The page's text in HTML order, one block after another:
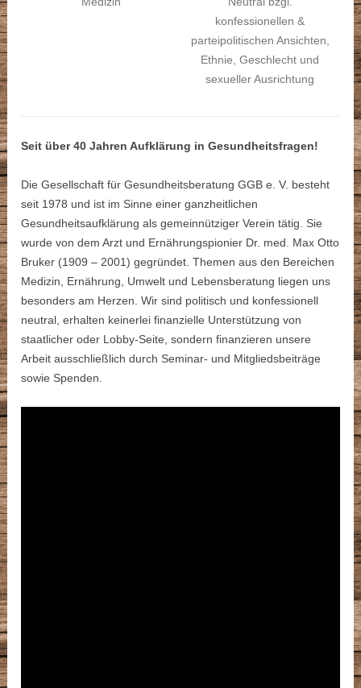
konfessionellen &
parteipolitischen Ansichten,
Ethnie, Geschlecht und
sexueller Ausrichtung
Seit über 40 Jahren Aufklärung in Gesundheitsfragen!
Die Gesellschaft für Gesundheitsberatung GGB e. V. besteht
seit 1978 und ist im Sinne einer ganzheitlichen
Gesundheitsaufklärung als gemeinnütziger Verein tätig. Sie
wurde von dem Arzt und Ernährungspionier Dr. med. Max Otto
Bruker (1909 – 2001) gegründet. Themen aus den Bereichen
Medizin, Ernährung, Umwelt und Lebensberatung liegen uns
besonders am Herzen. Wir sind politisch und konfessionell
neutral, erhalten keinerlei finanzielle Unterstützung von
staatlicher oder Lobby-Seite, sondern finanzieren unsere
Arbeit ausschließlich durch Seminar- und Mitgliedsbeiträge
sowie Spenden.